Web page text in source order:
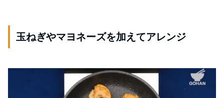
玉ねぎやマヨネーズを加えてアレンジ